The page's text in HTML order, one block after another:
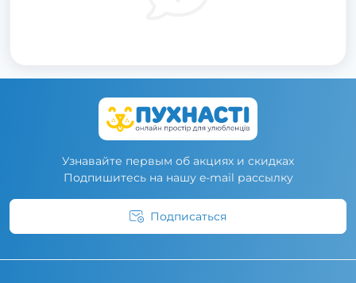
Узнавайте первым об акциях и скидках
Подпишитесь на нашу e-mail рассылку
Подписаться